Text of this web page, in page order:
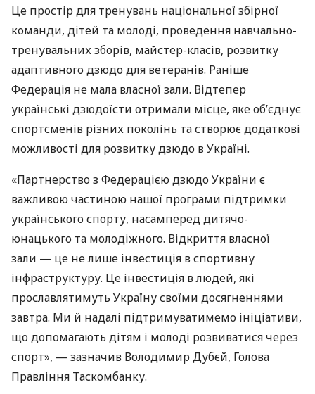
Це простір для тренувань національної збірної
команди, дітей та молоді, проведення навчально-
тренувальних зборів, майстер-класів, розвитку
адаптивного дзюдо для ветеранів. Раніше
Федерація не мала власної зали. Відтепер
українські дзюдоїсти отримали місце, яке об’єднує
спортсменів різних поколінь та створює додаткові
можливості для розвитку дзюдо в Україні.
«Партнерство з Федерацією дзюдо України є
важливою частиною нашої програми підтримки
українського спорту, насамперед дитячо-
юнацького та молодіжного. Відкриття власної
зали — це не лише інвестиція в спортивну
інфраструктуру. Це інвестиція в людей, які
прославлятимуть Україну своїми досягненнями
завтра. Ми й надалі підтримуватимемо ініціативи,
що допомагають дітям і молоді розвиватися через
спорт», — зазначив Володимир Дубєй, Голова
Правління Таскомбанку.